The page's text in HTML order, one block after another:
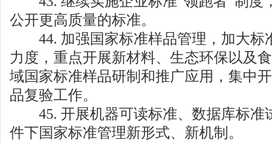
公开更高质量的标准。
44. 加强国家标准样品管理，加大标
力度，重点开展新材料、生态环保以及
域国家标准样品研制和推广应用，集中
品复验工作。
45. 开展机器可读标准、数据库标准
件下国家标准管理新形式、新机制。